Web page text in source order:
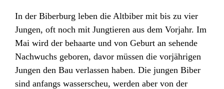
In der Biberburg leben die Altbiber mit bis zu vier
Jungen, oft noch mit Jungtieren aus dem Vorjahr. Im
Mai wird der behaarte und von Geburt an sehende
Nachwuchs geboren, davor müssen die vorjährigen
Jungen den Bau verlassen haben. Die jungen Biber
sind anfangs wasserscheu, werden aber von der